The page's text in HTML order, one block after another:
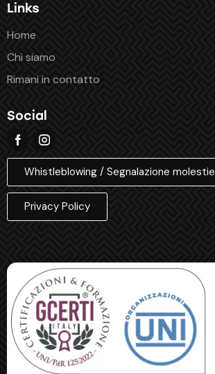
Links
Home
Chi siamo
Rimani in contatto
Social
Whistleblowing / Segnalazione molestie
Privacy Policy